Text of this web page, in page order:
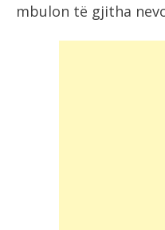
mbulon të gjitha